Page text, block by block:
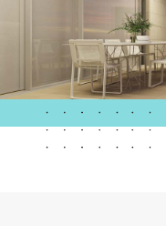
a Stringhe